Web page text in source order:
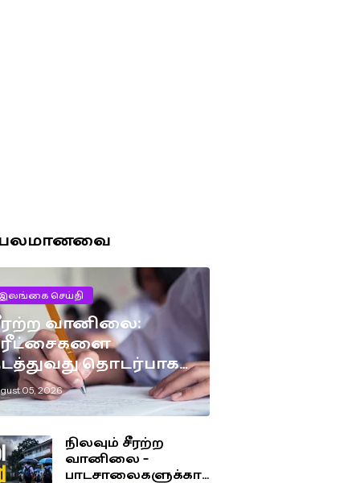
செய்தி
வானிலை:
தொடர்பாக
தீர்மானம்!
05, 2026
நிலவும் சீரற்ற
வானிலை –
பாடசாலைகளுக்கா